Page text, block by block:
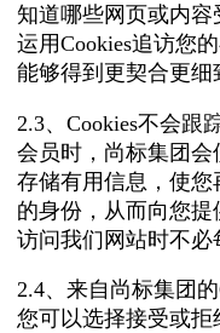
知道哪些网页或内
运用Cookies追访您
能够得到更契合更细
2.3、Cookies不会跟
会员时，尚标集团会
存储有用信息，使
的身份，从而向您
访问我们网站时不必
2.4、来自尚标集团
您可以选择接受或拒